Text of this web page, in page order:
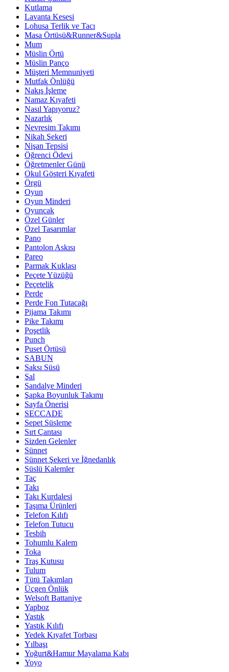
Kutlama
Lavanta Kesesi
Lohusa Terlik ve Tacı
Masa Örtüsü&Runner&Supla
Mum
Müslin Örtü
Müslin Panço
Müşteri Memnuniyeti
Mutfak Önlüğü
Nakış İşleme
Namaz Kıyafeti
Nasıl Yapıyoruz?
Nazarlık
Nevresim Takımı
Nikah Şekeri
Nişan Tepsisi
Öğrenci Ödevi
Öğretmenler Günü
Okul Gösteri Kıyafeti
Örgü
Oyun
Oyun Minderi
Oyuncak
Özel Günler
Özel Tasarımlar
Pano
Pantolon Askısı
Pareo
Parmak Kuklası
Peçete Yüzüğü
Peçetelik
Perde
Perde Fon Tutacağı
Pijama Takımı
Pike Takımı
Poşetlik
Punch
Puset Örtüsü
SABUN
Saksı Süsü
Şal
Sandalye Minderi
Şapka Boyunluk Takımı
Sayfa Önerisi
SECCADE
Sepet Süsleme
Sırt Çantası
Sizden Gelenler
Sünnet
Sünnet Şekeri ve İğnedanlık
Süslü Kalemler
Taç
Takı
Takı Kurdalesi
Taşıma Ürünleri
Telefon Kılıfı
Telefon Tutucu
Tesbih
Tohumlu Kalem
Toka
Traş Kutusu
Tulum
Tütü Takımları
Üçgen Önlük
Welsoft Battaniye
Yapboz
Yastık
Yastık Kılıfı
Yedek Kıyafet Torbası
Yılbaşı
Yoğurt&Hamur Mayalama Kabı
Yoyo